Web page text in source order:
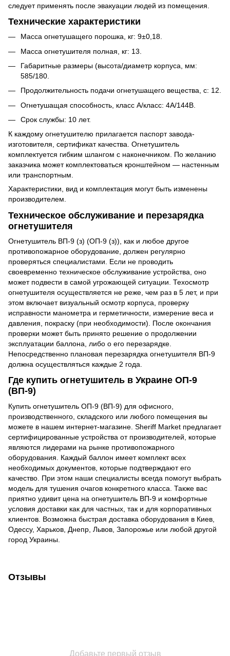
следует применять после эвакуации людей из помещения.
Технические характеристики
Масса огнетушащего порошка, кг: 9±0,18.
Масса огнетушителя полная, кг: 13.
Габаритные размеры (высота/диаметр корпуса, мм:
585/180.
Продолжительность подачи огнетушащего вещества, с: 12.
Огнетушащая способность, класс А/класс: 4А/144В.
Срок службы: 10 лет.
К каждому огнетушителю прилагается паспорт завода-
изготовителя, сертификат качества. Огнетушитель
комплектуется гибким шлангом с наконечником. По желанию
заказчика может комплектоваться кронштейном — настенным
или транспортным.
Характеристики, вид и комплектация могут быть изменены
производителем.
Техническое обслуживание и перезарядка
огнетушителя
Огнетушитель ВП-9 (з) (ОП-9 (з)), как и любое другое
противопожарное оборудование, должен регулярно
проверяться специалистами. Если не проводить
своевременно техническое обслуживание устройства, оно
может подвести в самой угрожающей ситуации. Техосмотр
огнетушителя осуществляется не реже, чем раз в 5 лет, и при
этом включает визуальный осмотр корпуса, проверку
исправности манометра и герметичности, измерение веса и
давления, покраску (при необходимости). После окончания
проверки может быть принято решение о продолжении
эксплуатации баллона, либо о его перезарядке.
Непосредственно плановая перезарядка огнетушителя ВП-9
должна осуществляться каждые 2 года.
Где купить огнетушитель в Украине ОП-9
(ВП-9)
Купить огнетушитель ОП-9 (ВП-9) для офисного,
производственного, складского или любого помещения вы
можете в нашем интернет-магазине. Sheriff Market предлагает
сертифицированные устройства от производителей, которые
являются лидерами на рынке противопожарного
оборудования. Каждый баллон имеет комплект всех
необходимых документов, которые подтверждают его
качество. При этом наши специалисты всегда помогут выбрать
модель для тушения очагов конкретного класса. Также вас
приятно удивит цена на огнетушитель ВП-9 и комфортные
условия доставки как для частных, так и для корпоративных
клиентов. Возможна быстрая доставка оборудования в Киев,
Одессу, Харьков, Днепр, Львов, Запорожье или любой другой
город Украины.
Отзывы
Добавьте первый отзыв